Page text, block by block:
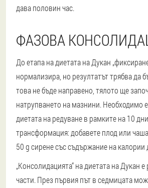
дава половин час.
ФАЗОВА
До етапа на диетата на Дукан
нормализира, но резултатът трябва да
това не бъде направено, тялото ще
натрупването на мазнини. Необходимо
диетата на редуване в рамките на 10
трансформация: добавете плод или
50 g сирене със съдържание на калории
„Консолидацията“ на диетата на Дукан
части. През първия път в седмицата